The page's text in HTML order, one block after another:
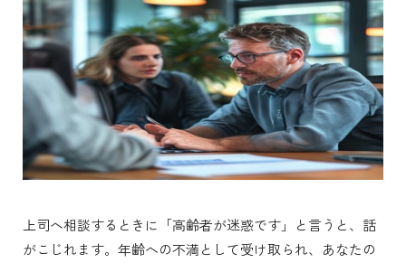
上司へ相談するときに「高齢者が迷惑です」と言うと、話
がこじれます。年齢への不満として受け取られ、あなたの